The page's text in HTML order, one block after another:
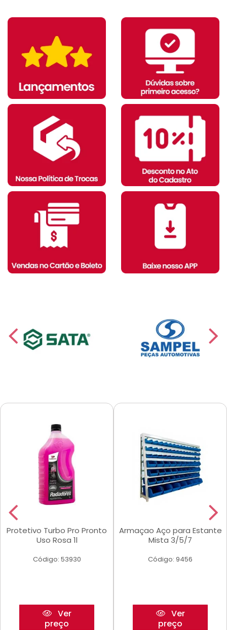
Protetivo Turbo Pro Pronto
Uso Rosa 1l
Código: 53930
Ver
preço
Armaçao Aço para Estante
Mista 3/5/7
Código: 9456
Ver
preço